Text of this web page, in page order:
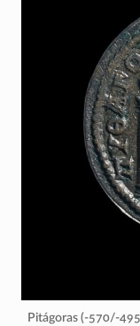
Pitágoras (-570/-